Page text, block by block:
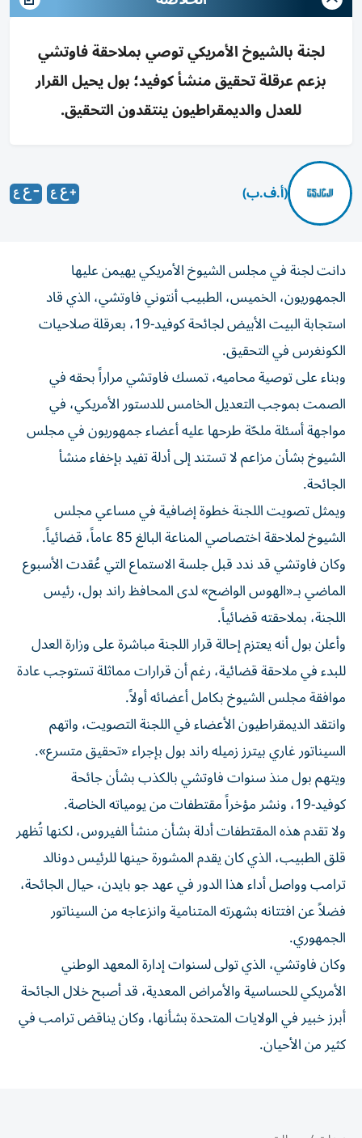
لجنة بالشيوخ الأمريكي توصي بملاحقة فاوتشي
بزعم عرقلة تحقيق منشأ كوفيد؛ بول يحيل القرار
للعدل والديمقراطيون ينتقدون التحقيق.
(أ.ف.ب)
دانت لجنة في مجلس الشيوخ الأمريكي يهيمن عليها
الجمهوريون، الخميس، الطبيب أنتوني فاوتشي، الذي قاد
استجابة البيت الأبيض لجائحة كوفيد-19، بعرقلة صلاحيات
الكونغرس في التحقيق.
وبناء على توصية محاميه، تمسك فاوتشي مراراً بحقه في
الصمت بموجب التعديل الخامس للدستور الأمريكي، في
مواجهة أسئلة ملحّة طرحها عليه أعضاء جمهوريون في مجلس
الشيوخ بشأن مزاعم لا تستند إلى أدلة تفيد بإخفاء منشأ
الجائحة.
ويمثل تصويت اللجنة خطوة إضافية في مساعي مجلس
الشيوخ لملاحقة اختصاصي المناعة البالغ 85 عاماً، قضائياً.
وكان فاوتشي قد ندد قبل جلسة الاستماع التي عُقدت الأسبوع
الماضي بـ«الهوس الواضح» لدى المحافظ راند بول، رئيس
اللجنة، بملاحقته قضائياً.
وأعلن بول أنه يعتزم إحالة قرار اللجنة مباشرة على وزارة العدل
للبدء في ملاحقة قضائية، رغم أن قرارات مماثلة تستوجب عادة
موافقة مجلس الشيوخ بكامل أعضائه أولاً.
وانتقد الديمقراطيون الأعضاء في اللجنة التصويت، واتهم
السيناتور غاري بيترز زميله راند بول بإجراء «تحقيق متسرع».
ويتهم بول منذ سنوات فاوتشي بالكذب بشأن جائحة
كوفيد-19، ونشر مؤخراً مقتطفات من يومياته الخاصة.
ولا تقدم هذه المقتطفات أدلة بشأن منشأ الفيروس، لكنها تُظهر
قلق الطبيب، الذي كان يقدم المشورة حينها للرئيس دونالد
ترامب وواصل أداء هذا الدور في عهد جو بايدن، حيال الجائحة،
فضلاً عن افتتانه بشهرته المتنامية وانزعاجه من السيناتور
الجمهوري.
وكان فاوتشي، الذي تولى لسنوات إدارة المعهد الوطني
الأمريكي للحساسية والأمراض المعدية، قد أصبح خلال الجائحة
أبرز خبير في الولايات المتحدة بشأنها، وكان يناقض ترامب في
كثير من الأحيان.